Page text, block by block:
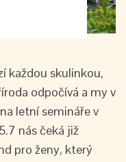
každou skulinkou,
odpočívá a my v
letní semináře v
nás čeká již
pro ženy, který